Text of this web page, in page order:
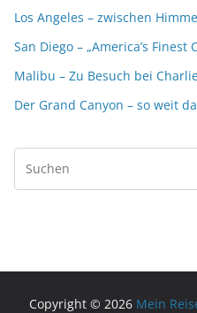
Los Angeles – zwischen
San Diego – „America’s Finest
Malibu – Zu Besuch bei
Der Grand Canyon – so weit
Copyright © 2026 Mein